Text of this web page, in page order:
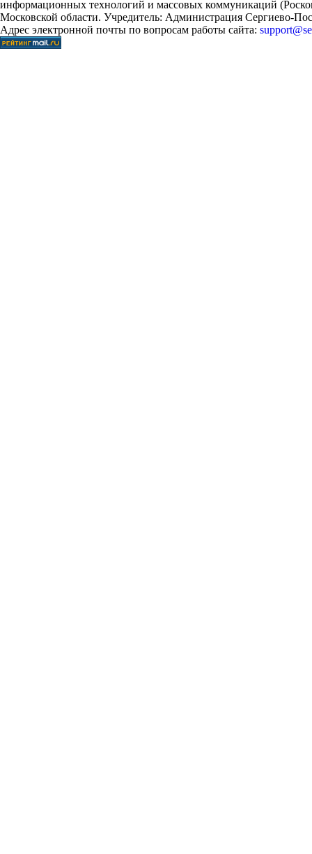
информационных технологий и массовых коммуникаций
Московской области. Учредитель: Администрация Сергиево-
Адрес электронной почты по вопросам работы сайта: